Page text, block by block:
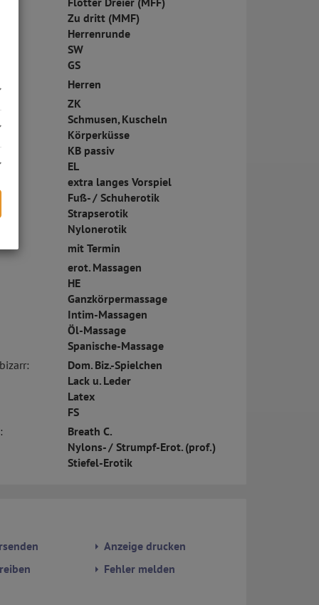
Zu dritt (MMF)
Herrenrunde
SW
GS
Herren
ZK
Schmusen, Kuscheln
Körperküsse
KB passiv
EL
extra langes Vorspiel
Fuß- / Schuherotik
Strapserotik
Nylonerotik
mit Termin
erot. Massagen
HE
Ganzkörpermassage
Intim-Massagen
Öl-Massage
Spanische-Massage
Dom. Biz.-Spielchen
Lack u. Leder
Latex
FS
Breath C.
Nylons- / Strumpf-Erot. (prof.)
Stiefel-Erotik
Anzeige drucken
Fehler melden